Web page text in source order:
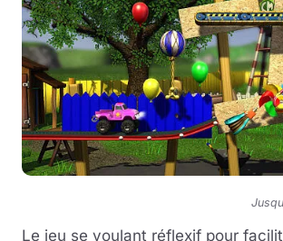
Le jeu se voulant réflexif pour